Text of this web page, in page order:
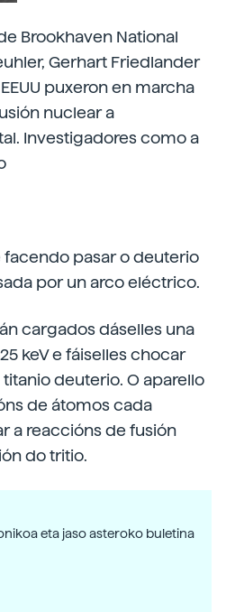
Brookhaven National
Gerhart Friedlander
puxeron en marcha
nuclear a
Investigadores como a
pasar o deuterio
por un arco eléctrico.
cargados dáselles una
keV e fáiselles chocar
deuterio. O aparello
de átomos cada
a reaccións de fusión
do tritio.
eta jaso asteroko buletina